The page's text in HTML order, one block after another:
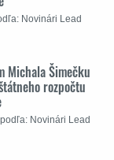
Novinári Lead
Michala Šimečku
rozpočtu
podľa: Novinári Lead